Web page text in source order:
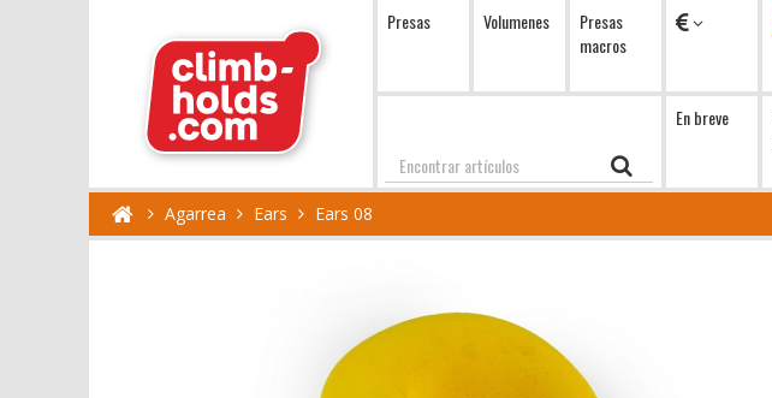
Presas Volumenes
Presas
macros
Monedas
Encontrar
En breve
Agarrea Ears Ears 08